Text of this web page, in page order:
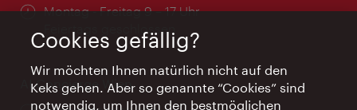
Öffnungszeiten:
Montag - Freitag 9 – 17 Uhr
AI Concierge Wien
Cookies gefällig?
Wir möchten Ihnen natürlich nicht auf den
Keks gehen. Aber so genannte “Cookies” sind
notwendig, um Ihnen den bestmöglichen